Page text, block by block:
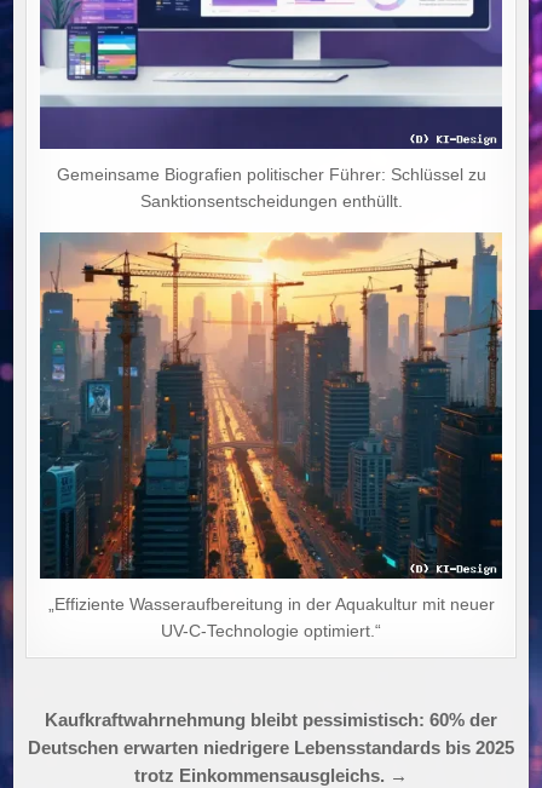
Gemeinsame Biografien politischer Führer: Schlüssel zu
Sanktionsentscheidungen enthüllt.
„Effiziente Wasseraufbereitung in der Aquakultur mit neuer
UV-C-Technologie optimiert.“
Beitragsnavigation
Kaufkraftwahrnehmung bleibt pessimistisch: 60% der
Deutschen erwarten niedrigere Lebensstandards bis 2025
trotz Einkommensausgleichs. →